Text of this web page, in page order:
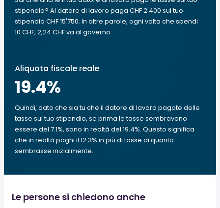
stipendio? Al datore di lavoro paga CHF 2'400 sul tuo
stipendio CHF 15'750. In altre parole, ogni volta che spendi
10 CHF, 2,24 CHF va al governo.
Aliquota fiscale reale
19.4%
Quindi, dato che sia tu che il datore di lavoro pagate delle
tasse sul tuo stipendio, se prima le tasse sembravano
essere del 7.1%, sono in realtà del 19.4%. Questo significa
che in realtà paghi il 12.3% in più di tasse di quanto
sembrasse inizialmente.
Le persone si chiedono anche